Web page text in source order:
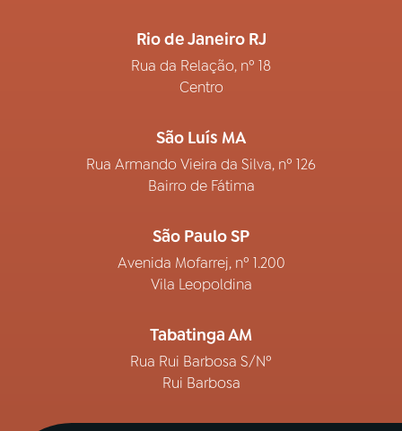
Rio de Janeiro RJ
Rua da Relação, nº 18
Centro
São Luís MA
Rua Armando Vieira da Silva, nº 126
Bairro de Fátima
São Paulo SP
Avenida Mofarrej, nº 1.200
Vila Leopoldina
Tabatinga AM
Rua Rui Barbosa S/Nº
Rui Barbosa